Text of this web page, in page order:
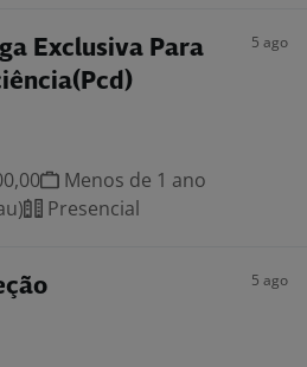
Exclusiva Para
5 ago
Menos de 1 ano
Presencial
5 ago